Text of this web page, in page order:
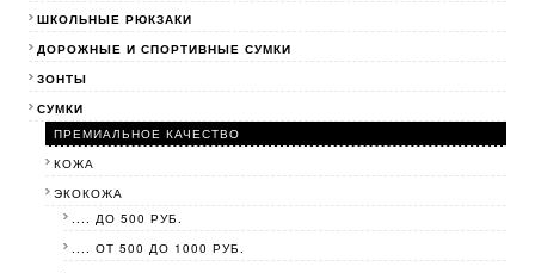
ШКОЛЬНЫЕ РЮКЗАКИ
ДОРОЖНЫЕ И СПОРТИВНЫЕ СУМКИ
ЗОНТЫ
СУМКИ
ПРЕМИАЛЬНОЕ КАЧЕСТВО
КОЖА
ЭКОКОЖА
.... ДО 500 РУБ.
.... ОТ 500 ДО 1000 РУБ.